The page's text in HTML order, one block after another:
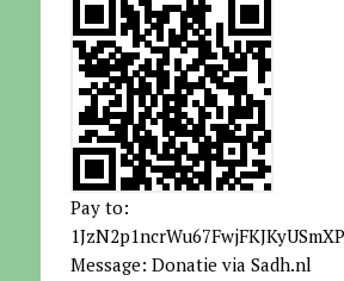
Pay to:
Message: Donatie via Sadh.nl